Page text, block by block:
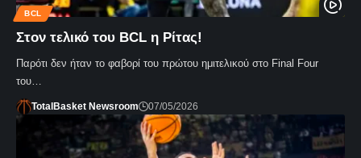
BCL
Στον τελικό του BCL η Ρίτας!
Παρότι δεν ήταν το φαβορί του πρώτου ημιτελικού στο Final Four
του…
TotalBasket Newsroom 07/05/2026